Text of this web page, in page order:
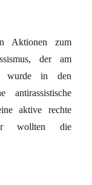
Aktionen zum
der am
wurde in den
aktive rechte
wollten die